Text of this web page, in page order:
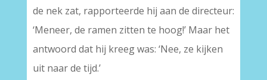
de nek zat, rapporteerde hij aan de directeur:
‘Meneer, de ramen zitten te hoog!’ Maar het
antwoord dat hij kreeg was: ‘Nee, ze kijken
uit naar de tijd.’